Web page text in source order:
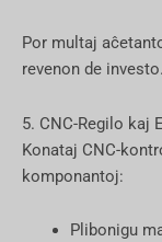
Por multaj
revenon de investo.
5. CNC-Regilo kaj
Konataj CNC-
komponantoj:
Plibonigu